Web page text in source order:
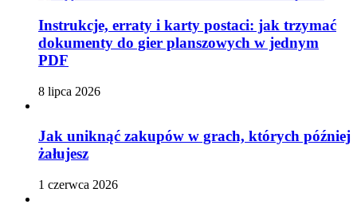
Instrukcje, erraty i karty postaci: jak trzymać
dokumenty do gier planszowych w jednym
PDF
8 lipca 2026
Jak uniknąć zakupów w grach, których później
żałujesz
1 czerwca 2026